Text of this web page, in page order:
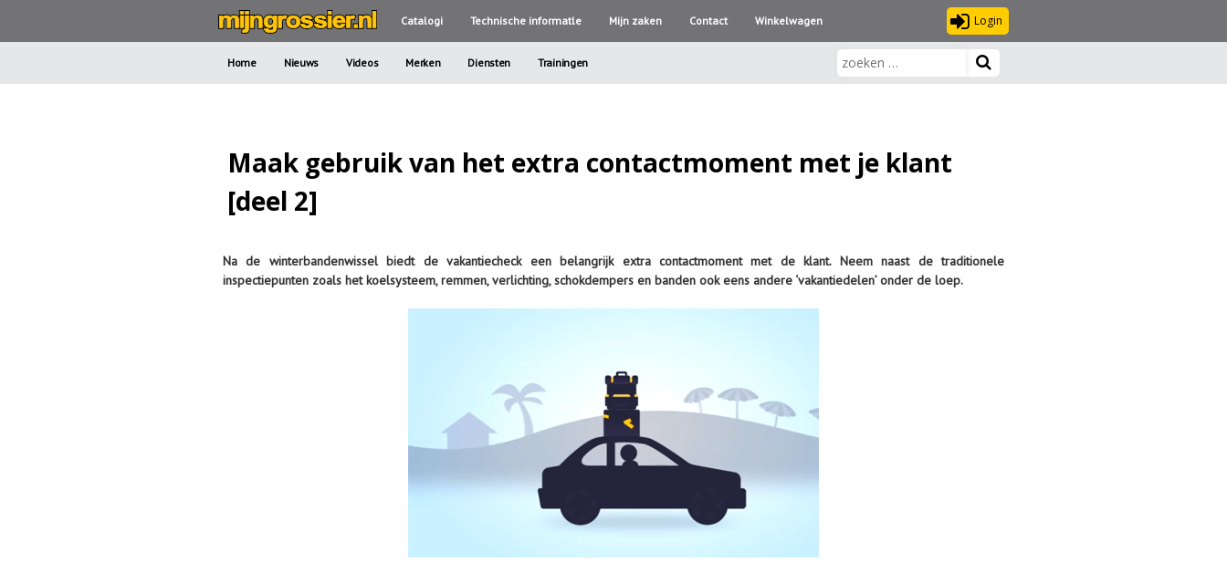
Catalogi Technische informatle Mijn zaken Contact Winkelwagen Login
Home Nieuws Videos Merken Diensten Trainingen
Maak gebruik van het extra contactmoment met je klant
[deel 2]
Na de winterbandenwissel biedt de vakantiecheck een belangrijk extra contactmoment met de klant. Neem naast de traditionele
inspectiepunten zoals het koelsysteem, remmen, verlichting, schokdempers en banden ook eens andere ‘vakantiedelen’ onder de loep.